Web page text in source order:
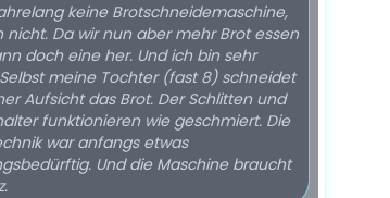
keine Brotschneidemaschine,
nicht. Da wir nun aber mehr Brot essen
doch eine her. Und ich bin sehr
meine Tochter (fast 8) schneidet
Aufsicht das Brot. Der Schlitten und
funktionieren wie geschmiert. Die
war anfangs etwas
Und die Maschine braucht